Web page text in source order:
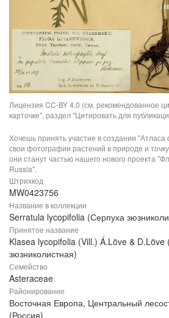
Лицензия CC-BY 4.0 (см. рекомендованное
карточке", раздел "Цитировать для
Хочешь принять участие в создании
свои фотографии растений в природе и
они станут частью нашего нового проекта
Russia".
Штрихкод
MW0423756
Название в коллекции
Serratula lycopifolia (Серпуха
Принятое название
Klasea lycopifolia (Vill.) Á.Löve & D.Löve
зюзниколистная)
Семейство
Asteraceae
Районирование
Восточная Европа, Центральный
(Россия)